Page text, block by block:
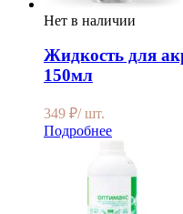
Нет в наличии
Жидкость для
150мл
349 ₽/ шт.
Подробнее